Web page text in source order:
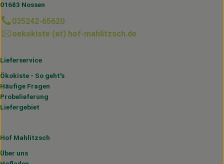
01683 Nossen
035242-65620
oekokiste (at) hof-mahlitzsch.de
Lieferservice
Ökokiste - So geht's
Häufige Fragen
Probelieferung
Liefergebiet
Hof Mahlitzsch
Über uns